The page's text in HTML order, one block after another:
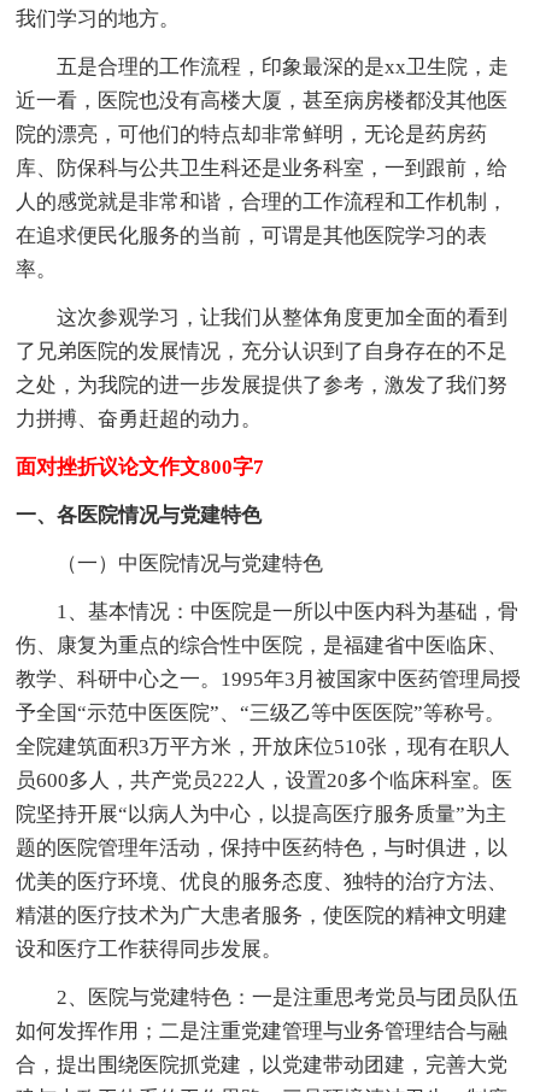
我们学习的地方。
五是合理的工作流程，印象最深的是xx卫生院，走
近一看，医院也没有高楼大厦，甚至病房楼都没其他医
院的漂亮，可他们的特点却非常鲜明，无论是药房药
库、防保科与公共卫生科还是业务科室，一到跟前，给
人的感觉就是非常和谐，合理的工作流程和工作机制，
在追求便民化服务的当前，可谓是其他医院学习的表
率。
这次参观学习，让我们从整体角度更加全面的看到
了兄弟医院的发展情况，充分认识到了自身存在的不足
之处，为我院的进一步发展提供了参考，激发了我们努
力拼搏、奋勇赶超的动力。
面对挫折议论文作文800字7
一、各医院情况与党建特色
（一）中医院情况与党建特色
1、基本情况：中医院是一所以中医内科为基础，骨
伤、康复为重点的综合性中医院，是福建省中医临床、
教学、科研中心之一。1995年3月被国家中医药管理局授
予全国“示范中医医院”、“三级乙等中医医院”等称号。
全院建筑面积3万平方米，开放床位510张，现有在职人
员600多人，共产党员222人，设置20多个临床科室。医
院坚持开展“以病人为中心，以提高医疗服务质量”为主
题的医院管理年活动，保持中医药特色，与时俱进，以
优美的医疗环境、优良的服务态度、独特的治疗方法、
精湛的医疗技术为广大患者服务，使医院的精神文明建
设和医疗工作获得同步发展。
2、医院与党建特色：一是注重思考党员与团员队伍
如何发挥作用；二是注重党建管理与业务管理结合与融
合，提出围绕医院抓党建，以党建带动团建，完善大党